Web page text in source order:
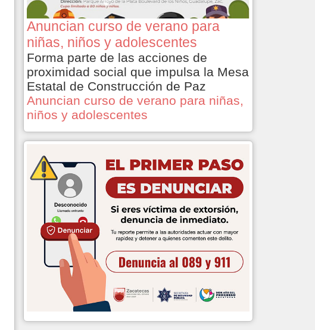
Anuncian curso de verano para
niñas, niños y adolescentes
Forma parte de las acciones de
proximidad social que impulsa la Mesa
Estatal de Construcción de Paz
Anuncian curso de verano para niñas,
niños y adolescentes